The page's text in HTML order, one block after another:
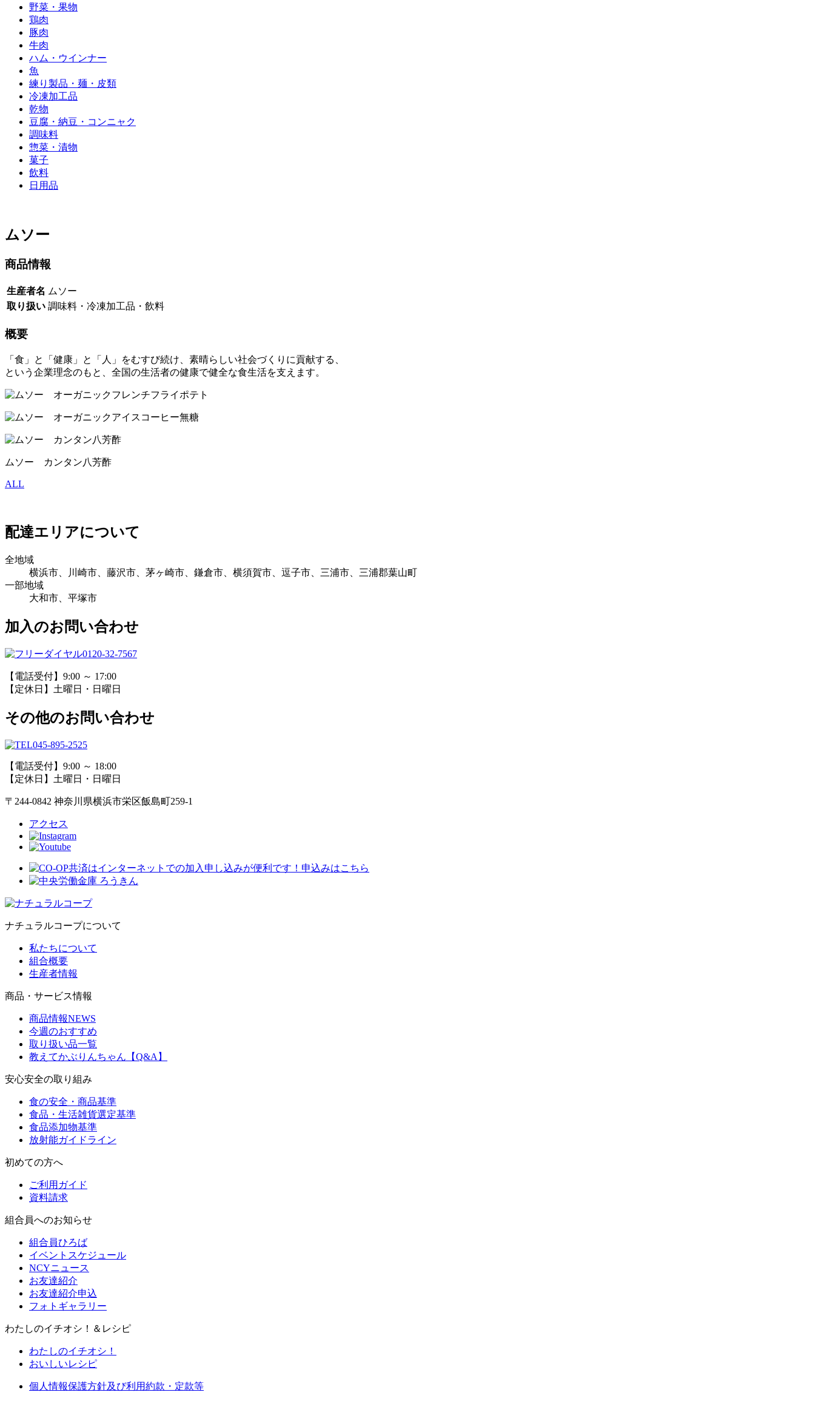
野菜・果物
鶏肉
豚肉
牛肉
ハム・ウインナー
魚
練り製品・麺・皮類
冷凍加工品
乾物
豆腐・納豆・コンニャク
調味料
惣菜・漬物
菓子
飲料
日用品
ムソー
商品情報
生産者名 ムソー
取り扱い 調味料・冷凍加工品・飲料
概要
「食」と「健康」と「人」をむすび続け、素晴らしい社会づくりに貢献する、
という企業理念のもと、全国の生活者の健康で健全な食生活を支えます。
ムソー カンタン八芳酢
ALL
配達エリアについて
全地域
横浜市、川崎市、藤沢市、茅ヶ崎市、鎌倉市、横須賀市、逗子市、三浦市、三浦郡葉山町
一部地域
大和市、平塚市
加入のお問い合わせ
0120-32-7567
【電話受付】9:00 ～ 17:00
【定休日】土曜日・日曜日
その他のお問い合わせ
045-895-2525
【電話受付】9:00 ～ 18:00
【定休日】土曜日・日曜日
〒244-0842 神奈川県横浜市栄区飯島町259-1
アクセス
ナチュラルコープについて
私たちについて
組合概要
生産者情報
商品・サービス情報
商品情報NEWS
今週のおすすめ
取り扱い品一覧
教えてかぶりんちゃん【Q&A】
安心安全の取り組み
食の安全・商品基準
食品・生活雑貨選定基準
食品添加物基準
放射能ガイドライン
初めての方へ
ご利用ガイド
資料請求
組合員へのお知らせ
組合員ひろば
イベントスケジュール
NCYニュース
お友達紹介
お友達紹介申込
フォトギャラリー
わたしのイチオシ！＆レシピ
わたしのイチオシ！
おいしいレシピ
個人情報保護方針及び利用約款・定款等